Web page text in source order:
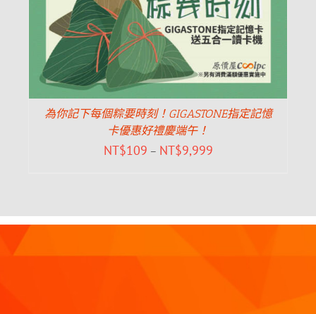
為你記下每個粽要時刻！GIGASTONE指定記憶
卡優惠好禮慶端午！
NT$109 – NT$9,999